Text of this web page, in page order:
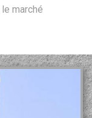
marché